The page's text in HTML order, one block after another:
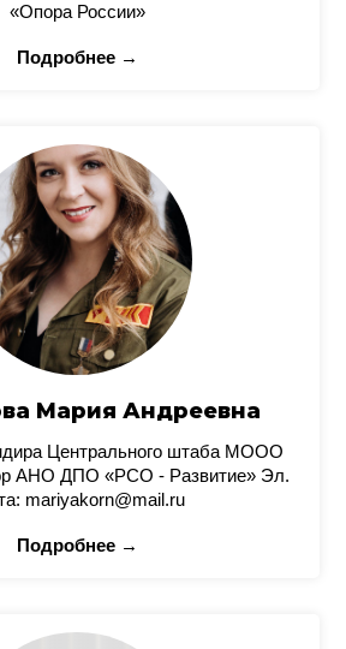
«Опора России»
Подробнее →
Мария Андреевна
Центрального штаба МООО
АНО ДПО «РСО - Развитие» Эл.
mariyakorn@mail.ru
Подробнее →